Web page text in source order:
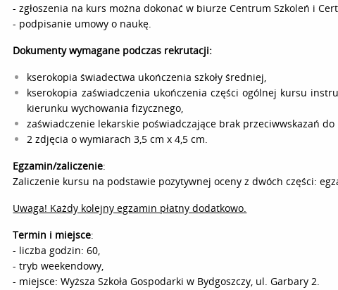
- zgłoszenia na kurs można dokonać w biurze Centrum Szkoleń i
- podpisanie umowy o naukę.
Dokumenty wymagane podczas rekrutacji:
kserokopia świadectwa ukończenia szkoły średniej,
kserokopia zaświadczenia ukończenia części ogólnej kursu
kierunku wychowania fizycznego,
zaświadczenie lekarskie poświadczające brak przeciwwskazań
2 zdjęcia o wymiarach 3,5 cm x 4,5 cm.
Egzamin/zaliczenie:
Zaliczenie kursu na podstawie pozytywnej oceny z dwóch części:
Uwaga! Każdy kolejny egzamin płatny dodatkowo.
Termin i miejsce:
- liczba godzin: 60,
- tryb weekendowy,
- miejsce: Wyższa Szkoła Gospodarki w Bydgoszczy, ul. Garbary 2.